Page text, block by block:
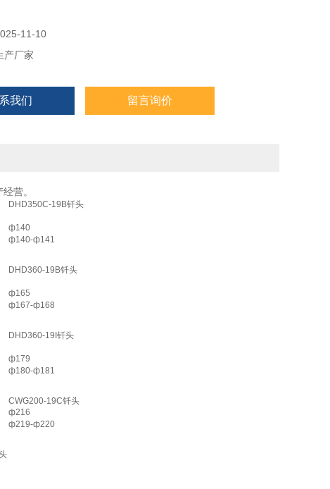
11-10
产厂家
我们 留言询价
营。
DHD350C-19B钎头
ф140
ф140-ф141
DHD360-19B钎头
ф165
ф167-ф168
DHD360-19I 钎头
ф179
ф180-ф181
CWG200-19C钎头
ф216
ф219-ф220